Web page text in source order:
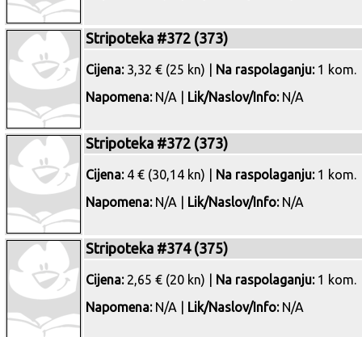
Stripoteka #372 (373)
Cijena:3,32 € (25 kn) | Na raspolaganju:1 kom.
Napomena:N/A | Lik/Naslov/Info:N/A
Stripoteka #372 (373)
Cijena:4 € (30,14 kn) | Na raspolaganju:1 kom.
Napomena:N/A | Lik/Naslov/Info:N/A
Stripoteka #374 (375)
Cijena:2,65 € (20 kn) | Na raspolaganju:1 kom.
Napomena:N/A | Lik/Naslov/Info:N/A